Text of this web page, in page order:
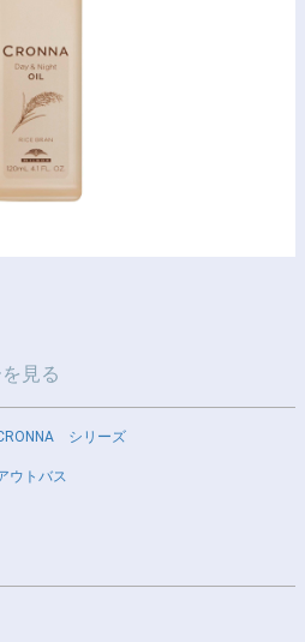
見る
シリーズ
ウトバス